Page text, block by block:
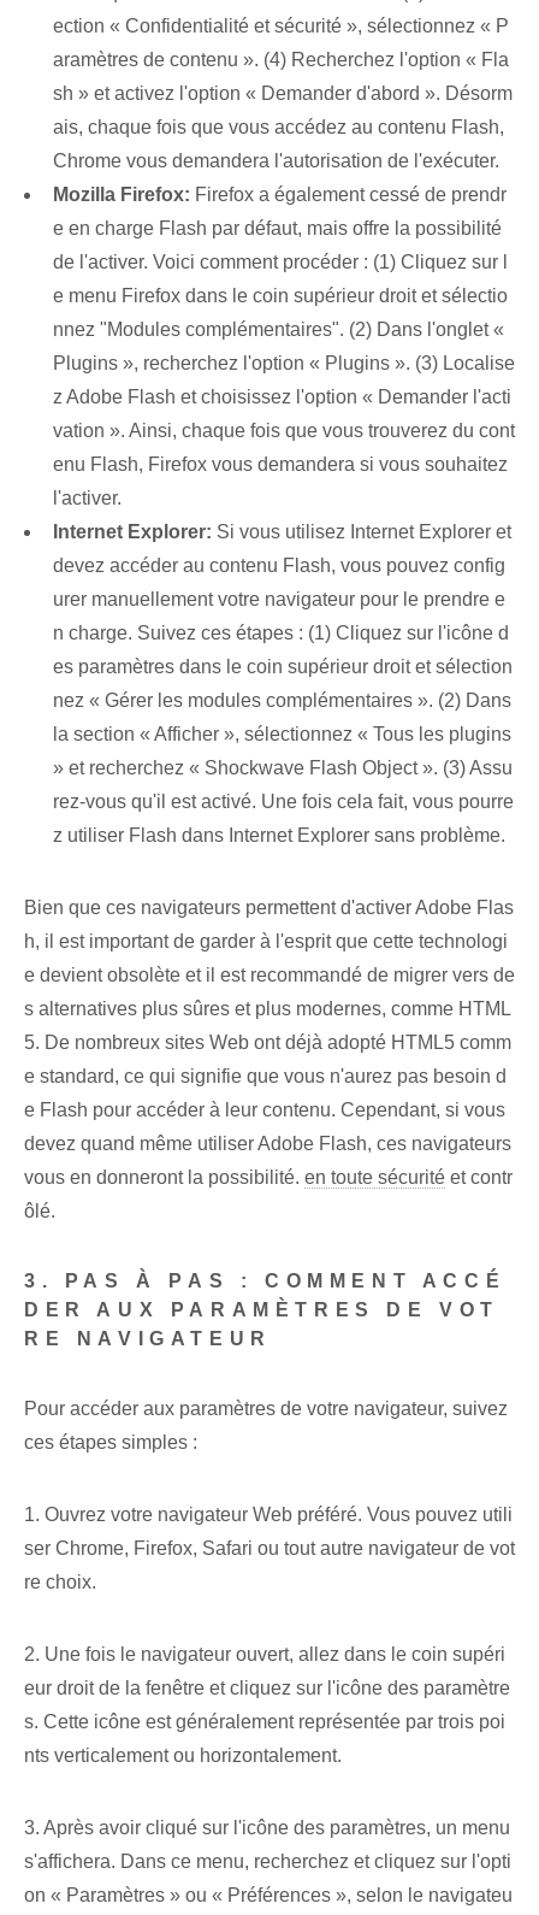
ection « Confidentialité et sécurité », sélectionnez « P
aramètres de contenu ». (4) Recherchez l'option « Fla
sh » et activez l'option « Demander d'abord ». Désorm
ais, chaque fois que vous accédez au contenu Flash,
Chrome vous demandera l'autorisation de l'exécuter.
Mozilla Firefox: Firefox a également cessé de prendr
e en charge Flash par défaut, mais offre la possibilité
de l'activer. Voici comment procéder : (1) Cliquez sur l
e menu Firefox dans le coin supérieur droit et sélectio
nnez "Modules complémentaires". (2) Dans l'onglet «
Plugins », recherchez l'option « Plugins ». (3) Localise
z Adobe Flash et choisissez l'option « Demander l'acti
vation ». Ainsi, chaque fois que vous trouverez du cont
enu Flash, Firefox vous demandera si vous souhaitez
l'activer.
Internet Explorer: Si vous utilisez Internet Explorer et
devez accéder au contenu Flash, vous pouvez config
urer manuellement votre navigateur pour le prendre e
n charge. Suivez ces étapes : (1) Cliquez sur l'icône d
es paramètres dans le coin supérieur droit et sélection
nez « Gérer les modules complémentaires ». (2) Dans
la section « Afficher », sélectionnez « Tous les plugins
» et recherchez « Shockwave Flash Object ». (3) Assu
rez-vous qu'il est activé. Une fois cela fait, vous pourre
z utiliser Flash dans Internet Explorer sans problème.
Bien que ces navigateurs permettent d'activer Adobe Flas
h, il est important de garder à l'esprit que cette technologi
e devient obsolète et il est recommandé de migrer vers de
s alternatives plus sûres et plus modernes, comme HTML
5. De nombreux sites Web ont déjà adopté HTML5 comm
e standard, ce qui signifie que vous n'aurez pas besoin d
e Flash pour accéder à leur contenu. Cependant, si vous
devez quand même utiliser Adobe Flash, ces navigateurs
vous en donneront la possibilité. en toute sécurité et contr
ôlé.
3. PAS À PAS : COMMENT ACCÉ
DER AUX PARAMÈTRES DE VOT
RE NAVIGATEUR
Pour accéder aux paramètres de votre navigateur, suivez
ces étapes simples :
1. Ouvrez votre navigateur Web préféré. Vous pouvez utili
ser Chrome, Firefox, Safari ou tout autre navigateur de vot
re choix.
2. Une fois le navigateur ouvert, allez dans le coin supéri
eur droit de la fenêtre et cliquez sur l'icône des paramètre
s. Cette icône est généralement représentée par trois poi
nts verticalement ou horizontalement.
3. Après avoir cliqué sur l'icône des paramètres, un menu
s'affichera. Dans ce menu, recherchez et cliquez sur l'opti
on « Paramètres » ou « Préférences », selon le navigateu